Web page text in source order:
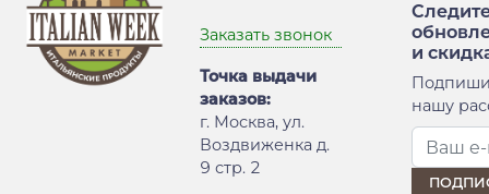
Заказать звонок
Точка выдачи
заказов:
г. Москва, ул.
Воздвиженка д.
9 стр. 2
и
нашу